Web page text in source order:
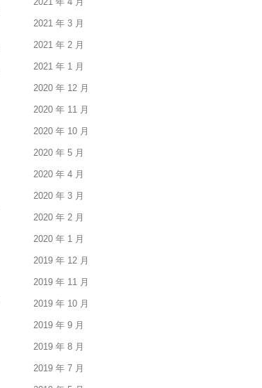
2021 年 3 月
2021 年 2 月
2021 年 1 月
2020 年 12 月
2020 年 11 月
2020 年 10 月
2020 年 5 月
2020 年 4 月
2020 年 3 月
2020 年 2 月
2020 年 1 月
2019 年 12 月
2019 年 11 月
2019 年 10 月
2019 年 9 月
2019 年 8 月
2019 年 7 月